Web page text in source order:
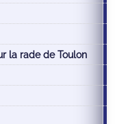
la rade de Toulon